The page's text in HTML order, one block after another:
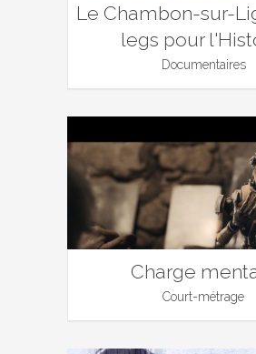
Le Chambon-sur-
legs pour
Documentaires
Charge
Court-métrage